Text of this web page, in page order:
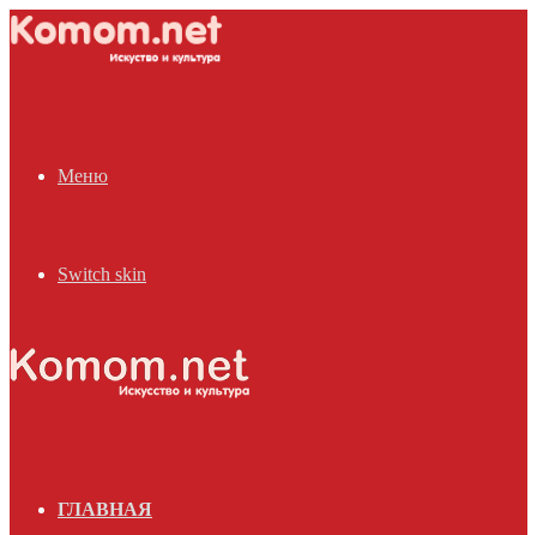
Меню
Switch skin
ГЛАВНАЯ